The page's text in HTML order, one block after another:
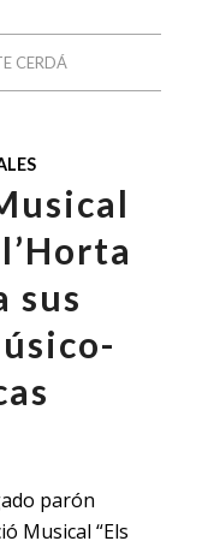
CERDÁ
sus
parón
Musical “Els